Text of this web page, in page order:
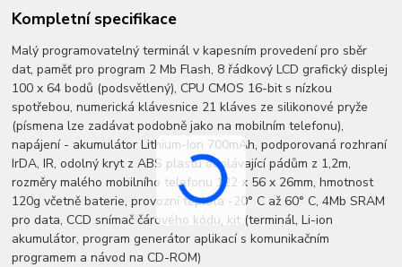
Kompletní specifikace
Malý programovatelný terminál v kapesním provedení pro sběr
dat, paměť pro program 2 Mb Flash, 8 řádkový LCD grafický displej
100 x 64 bodů (podsvětlený), CPU CMOS 16-bit s nízkou
spotřebou, numerická klávesnice 21 kláves ze silikonové pryže
(písmena lze zadávat podobně jako na mobilním telefonu),
napájení - akumulátor Lithium-Ion 700mAh, podporovaná rozhraní
IrDA, IR, odolný kryt z ABS plastu odolávající pádům z 1,2m,
rozměry malého mobilního telefonu 122 x 56 x 26mm, hmotnost
120g včetně baterie, provozní teplota -20° C až 60° C, 4Mb SRAM
pro data, CCD snímač čárového kódu, kit (terminál, Li-ion
akumulátor, program generátor aplikací s komunikačním
programem a návod na CD-ROM)